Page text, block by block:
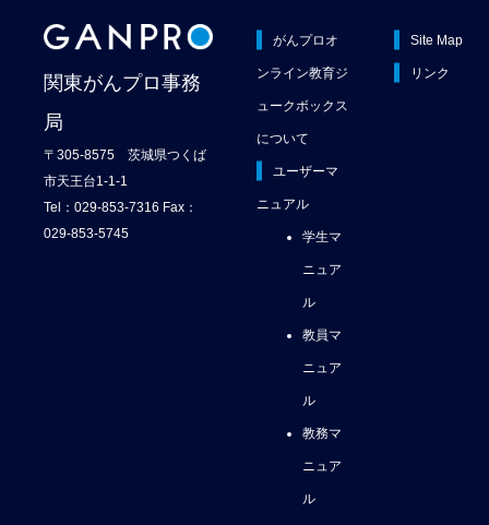
関東がんプロ事務
局
〒305-8575 茨城県つくば
市天王台1-1-1
Tel：029-853-7316 Fax：
029-853-5745
がんプロオ
ンライン教育ジ
ュークボックス
について
ユーザーマ
ニュアル
学生マ
ニュア
ル
教員マ
ニュア
ル
教務マ
ニュア
ル
Site Map
リンク